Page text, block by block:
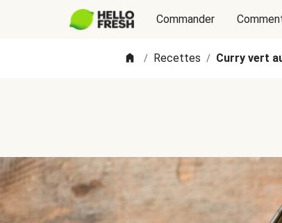
Commander
/ Recettes / Curry vert